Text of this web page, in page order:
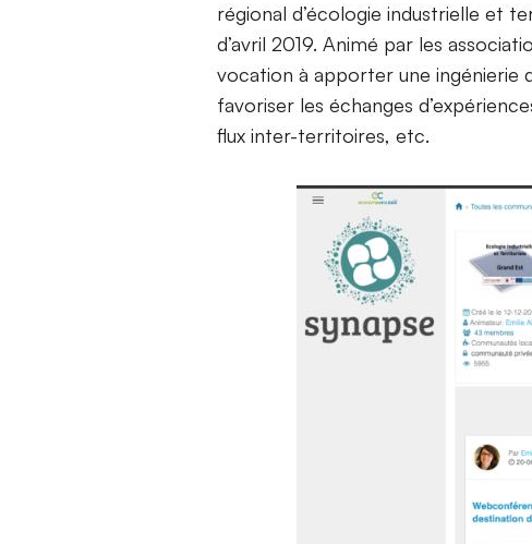
régional d’écologie industrielle et
d’avril 2019. Animé par les
vocation à apporter une ingénierie
favoriser les échanges
flux inter-territoires, etc.